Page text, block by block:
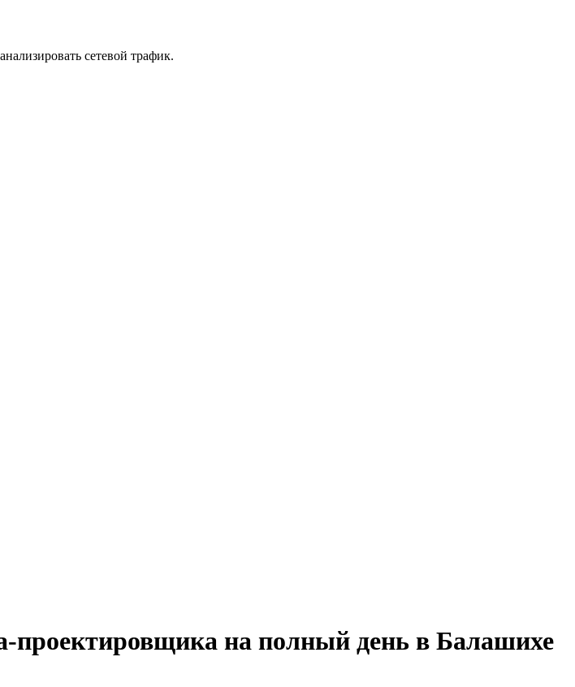
сетевой трафик.
проектировщика на полный день в Балашихе